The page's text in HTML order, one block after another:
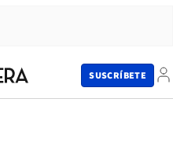
SUSCRÍBETE